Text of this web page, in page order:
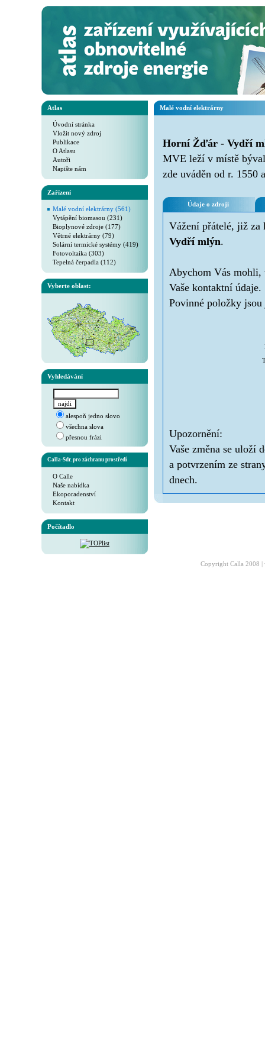
Atlas
Úvodní stránka
Vložit nový zdroj
Publikace
O Atlasu
Autoři
Napište nám
Zařízení
Malé vodní elektrárny (561)
Vytápění biomasou (231)
Bioplynové zdroje (177)
Větrné elektrárny (79)
Solární termické systémy (419)
Fotovoltaika (303)
Tepelná čerpadla (112)
Vyberte oblast:
Vyhledávání
alespoň jedno slovo
všechna slova
přesnou frázi
Calla-Sdr. pro záchranu prostředí
O Calle
Naše nabídka
Ekoporadenství
Kontakt
Počítadlo
Malé vodní elektrárny
Horní Žďár - Vydří
MVE leží v místě
zde uváděn od r. 1550
Údaje o zdroji
Vážení přátelé, již
Vydří mlýn.
Abychom Vás mohli,
Vaše kontaktní údaje.
Povinné položky
Upozornění:
Vaše změna se uloží
a potvrzením ze
dnech.
Copyright Calla 2008 |